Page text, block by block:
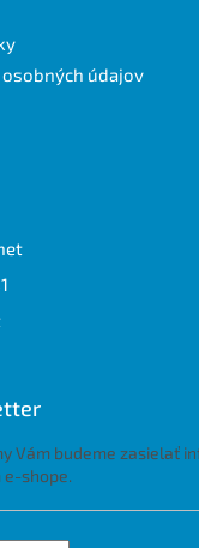
údajov
Vám budeme zasielať
e-shope.